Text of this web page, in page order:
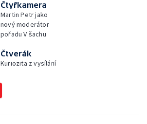
Čtyřkamera
Martin Petr jako
nový moderátor
pořadu V šachu
Čtverák
Kuriozita z vysílání